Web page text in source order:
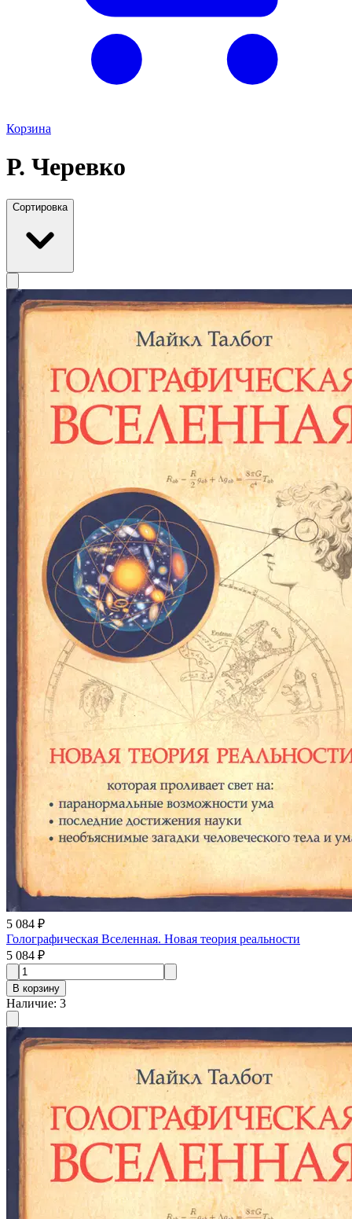
Корзина
Р. Черевко
Сортировка
5 084 ₽
Голографическая Вселенная. Новая теория реальности
5 084 ₽
В корзину
Наличие: 3